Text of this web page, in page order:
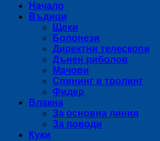
Начало
Въдици
Щеки
Болонези
Директни телескопи
Дънен риболов
Мачови
Спининг и тролинг
Фидер
Влакна
За основна линия
За поводи
Куки